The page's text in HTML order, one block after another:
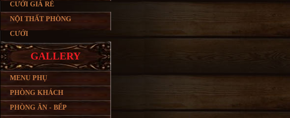
CƯỚI GIÁ RẺ
NỘI THẤT PHÒNG
CƯỚI
GALLERY
MENU PHỤ
PHÒNG KHÁCH
PHÒNG ĂN - BẾP